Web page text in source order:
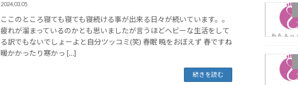
2024.03.05
ここのところ寝ても寝ても寝続ける事が出来る日々が続いています。。
疲れが溜まっているのかとも思いましたが言うほどヘビーな生活をして
る訳でもないでしょーよと自分ツッコミ(笑) 春眠 暁をおぼえず 春ですね
暖かかったり寒かっ […]
続きを読む